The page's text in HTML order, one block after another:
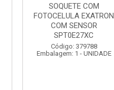
BARRA ROSCADA
ZINCADA (D) 5/16”X1MT
NC MULTIBARRAS
Código: 379806
Embalagem: 20 - UNIDADE